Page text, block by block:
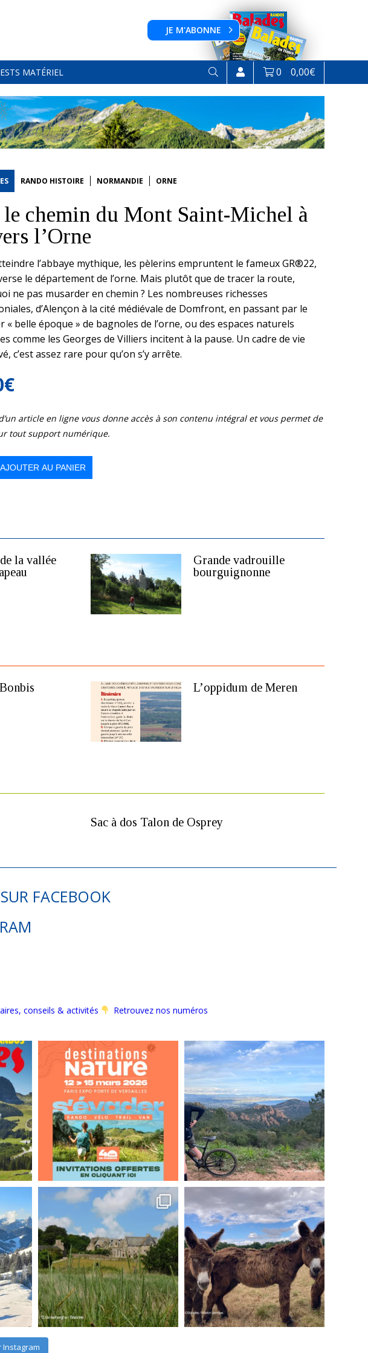
JE M'ABONNE
MATÉRIEL 0 0,00€
RANDO HISTOIRE NORMANDIE ORNE
le chemin du Mont Saint-Michel à
l’Orne
l’abbaye mythique, les pèlerins empruntent le fameux GR®22,
le département de l’orne. Mais plutôt que de tracer la route,
ne pas musarder en chemin ? Les nombreuses richesses
d’Alençon à la cité médiévale de Domfront, en passant par le
« belle époque » de bagnoles de l’orne, ou des espaces naturels
comme les Georges de Villiers incitent à la pause. Un cadre de vie
c’est assez rare pour qu’on s’y arrête.
€
d’un article en ligne vous donne accès à son contenu intégral et vous permet de
tout support numérique.
AJOUTER AU PANIER
la vallée
Grande vadrouille
bourguignonne
L’oppidum de Meren
Sac à dos Talon de Osprey
SUR FACEBOOK
conseils & activités Retrouvez nos numéros
Instagram